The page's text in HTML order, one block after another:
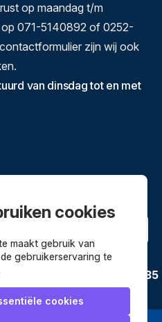
op maandag t/m
071-5140892 of 0252-
zijn wij ook
van dinsdag tot en met
ontbinden
bijWebwinkel
3635
cookies
maakt gebruik van
gebruikerservaring te
cookies